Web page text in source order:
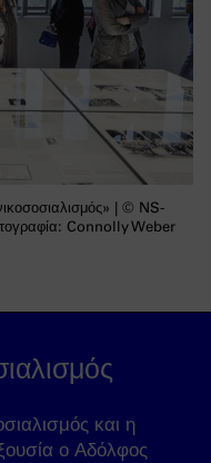
| © NS-
Connolly Weber
και η
ο Αδόλφος